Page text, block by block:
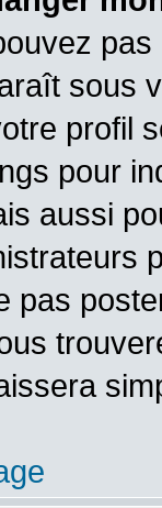
sous
profil
pour
aussi
pas